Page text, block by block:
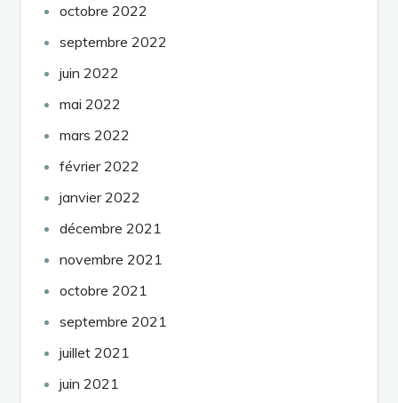
octobre 2022
septembre 2022
juin 2022
mai 2022
mars 2022
février 2022
janvier 2022
décembre 2021
novembre 2021
octobre 2021
septembre 2021
juillet 2021
juin 2021